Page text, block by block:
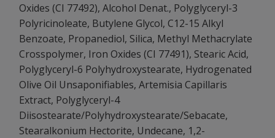
Oxides (CI 77492), Alcohol Denat., Polyglyceryl-3
Polyricinoleate, Butylene Glycol, C12-15 Alkyl
Benzoate, Propanediol, Silica, Methyl Methacrylate
Crosspolymer, Iron Oxides (CI 77491), Stearic Acid,
Polyglyceryl-6 Polyhydroxystearate, Hydrogenated
Olive Oil Unsaponifiables, Artemisia Capillaris
Extract, Polyglyceryl-4
Diisostearate/Polyhydroxystearate/Sebacate,
Stearalkonium Hectorite, Undecane, 1,2-